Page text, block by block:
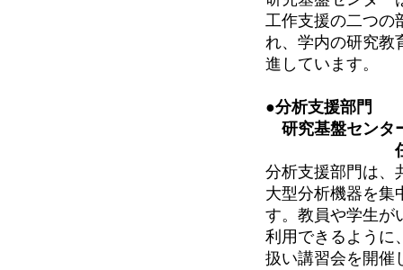
工作支援の二つの
れ、学内の研究教
進しています。
●分析支援部門
研究基盤セン
分析支援部門は、
大型分析機器を集
す。教員や学生が
利用できるように
扱い講習会を開催